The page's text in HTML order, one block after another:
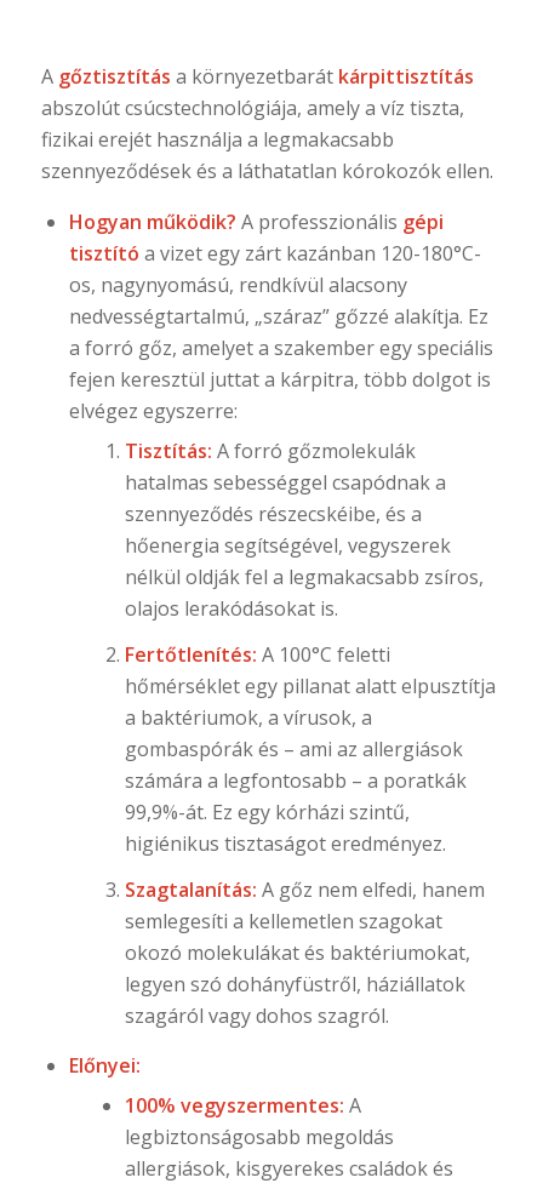
A gőztisztítás a környezetbarát kárpittisztítás
abszolút csúcstechnológiája, amely a víz tiszta,
fizikai erejét használja a legmakacsabb
szennyeződések és a láthatatlan kórokozók ellen.
Hogyan működik? A professzionális gépi
tisztító a vizet egy zárt kazánban 120-180°C-
os, nagynyomású, rendkívül alacsony
nedvességtartalmú, „száraz” gőzzé alakítja. Ez
a forró gőz, amelyet a szakember egy speciális
fejen keresztül juttat a kárpitra, több dolgot is
elvégez egyszerre:
Tisztítás: A forró gőzmolekulák
hatalmas sebességgel csapódnak a
szennyeződés részecskéibe, és a
hőenergia segítségével, vegyszerek
nélkül oldják fel a legmakacsabb zsíros,
olajos lerakódásokat is.
Fertőtlenítés: A 100°C feletti
hőmérséklet egy pillanat alatt elpusztítja
a baktériumok, a vírusok, a
gombaspórák és – ami az allergiások
számára a legfontosabb – a poratkák
99,9%-át. Ez egy kórházi szintű,
higiénikus tisztaságot eredményez.
Szagtalanítás: A gőz nem elfedi, hanem
semlegesíti a kellemetlen szagokat
okozó molekulákat és baktériumokat,
legyen szó dohányfüstről, háziállatok
szagáról vagy dohos szagról.
Előnyei:
100% vegyszermentes: A
legbiztonságosabb megoldás
allergiások, kisgyerekes családok és